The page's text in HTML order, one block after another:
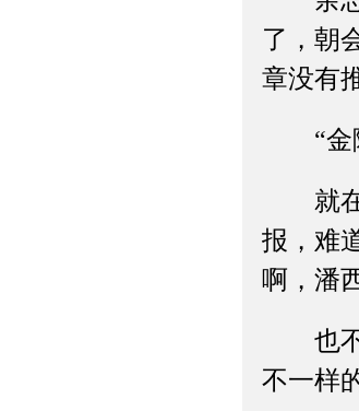
了，朝
章没有
“金
就在
报，难
啊，潘
也不
不一样